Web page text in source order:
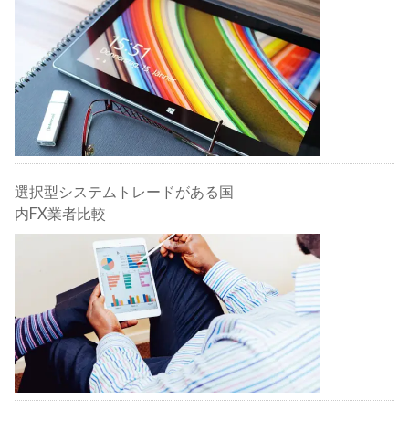
選択型システムトレードがある国
内FX業者比較